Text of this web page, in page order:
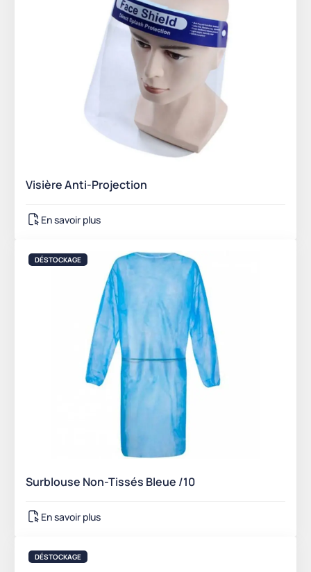
Visière Anti-Projection
En savoir plus
DÉSTOCKAGE
Surblouse Non-Tissés Bleue /10
En savoir plus
DÉSTOCKAGE